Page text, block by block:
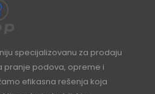
specijalizovanu za prodaju
pranje podova, opreme i
efikasna rešenja koja